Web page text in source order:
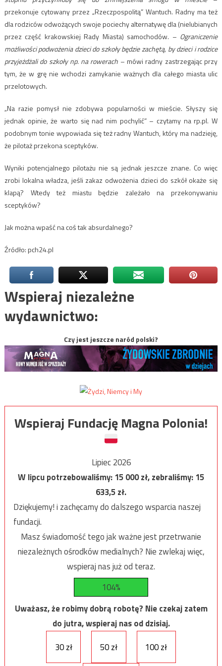
przekonuje cytowany przez „Rzeczpospolitą” Wantuch. Radny ma też
dla rodziców odwożących swoje pociechy alternatywę dla (nielubianych
przez część krakowskiej Rady Miasta) samochodów. – Ograniczenie
możliwości podwożenia dzieci do szkoły będzie zachętą, by dzieci i rodzice
przyjeżdżali do szkoły np. na rowerach – mówi radny zastrzegając przy
tym, że w grę nie wchodzi zamykanie ważnych dla całego miasta ulic
przelotowych.
„Na razie pomysł nie zdobywa popularności w mieście. Słyszy się
jednak opinie, że warto się nad nim pochylić” – czytamy na rp.pl. W
podobnym tonie wypowiada się też radny Wantuch, który ma nadzieję,
że pilotaż przekona sceptyków.
Wyniki potencjalnego pilotażu nie są jednak jeszcze znane. Co więc
zrobi lokalna władza, jeśli zakaz odwożenia dzieci do szkół okaże się
klapą? Wtedy też miastu będzie zależało na przekonywaniu
sceptyków?
Jak można wpaść na coś tak absurdalnego?
Źródło: pch24.pl
Wspieraj niezależne
wydawnictwo:
Czy jest jeszcze naród polski?
Wspieraj Fundację Magna Polonia!
Lipiec 2026
W lipcu potrzebowaliśmy:15 000zł, zebraliśmy:15
633,5zł.
Dziękujemy! i zachęcamy do dalszego wsparcia naszej
fundacji.
Masz świadomość tego jak ważne jest przetrwanie
niezależnych ośrodków medialnych? Nie zwlekaj więc,
wspieraj nas już od teraz.
104%
Uważasz, że robimy dobrą robotę? Nie czekaj zatem
do jutra, wspieraj nas od dzisiaj.
30 zł
50 zł 100 zł